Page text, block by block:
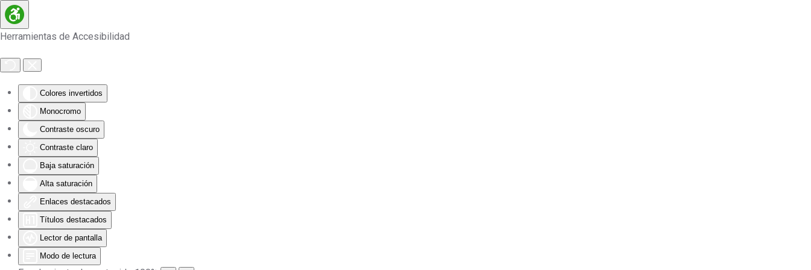
Herramientas de Accesibilidad
Colores invertidos
Monocromo
Contraste oscuro
Contraste claro
Baja saturación
Alta saturación
Enlaces destacados
Títulos destacados
Lector de pantalla
Modo de lectura
Skip to main content